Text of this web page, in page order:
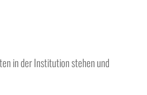
in der Institution stehen und